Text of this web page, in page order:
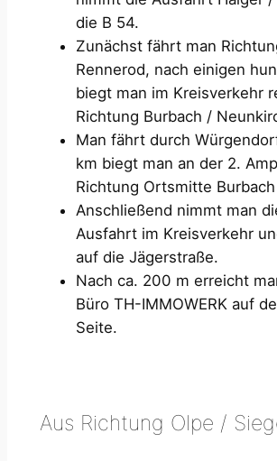
die B 54.
Zunächst fährt man
Rennerod, nach einigen
biegt man im Kreisverkehr
Richtung Burbach /
Man fährt durch
km biegt man an der 2.
Richtung Ortsmitte
Anschließend nimmt man
Ausfahrt im Kreisverkehr
auf die Jägerstraße.
Nach ca. 200 m erreicht
Büro TH-IMMOWERK auf
Seite.
Aus Richtung Olpe /